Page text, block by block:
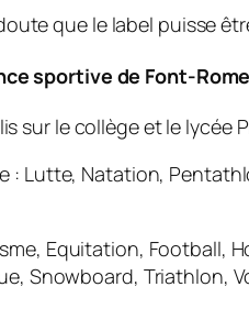
que le label puisse
sportive de Font-
sur le collège et le lycée
: Lutte, Natation,
Equitation,
Snowboard, Triathlon,